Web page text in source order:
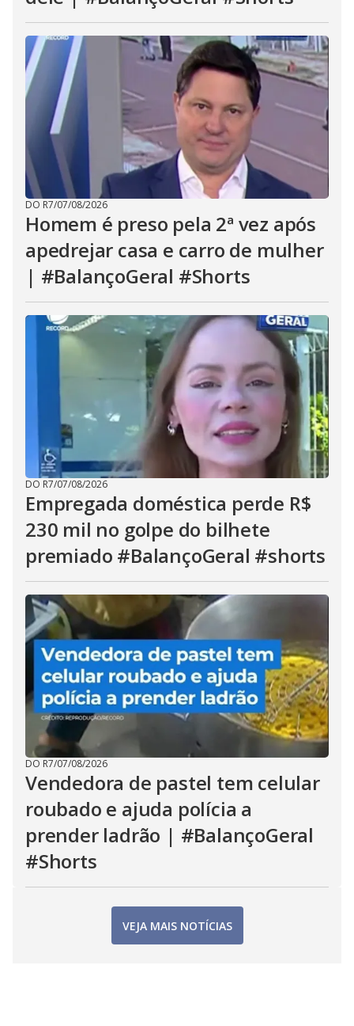
DO R7/07/08/2026
Homem é preso pela 2ª vez após
apedrejar casa e carro de mulher
| #BalançoGeral #Shorts
DO R7/07/08/2026
Empregada doméstica perde R$
230 mil no golpe do bilhete
premiado #BalançoGeral #shorts
DO R7/07/08/2026
Vendedora de pastel tem celular
roubado e ajuda polícia a
prender ladrão | #BalançoGeral
#Shorts
VEJA MAIS NOTÍCIAS